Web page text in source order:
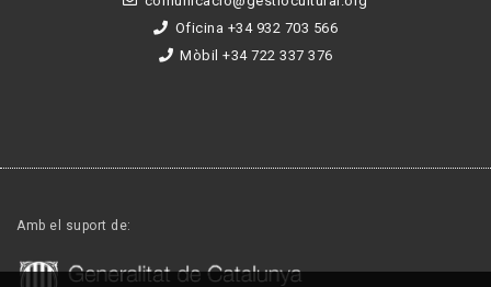
Oficina +34 932 703 566
Mòbil +34 722 337 376
Amb el suport de: